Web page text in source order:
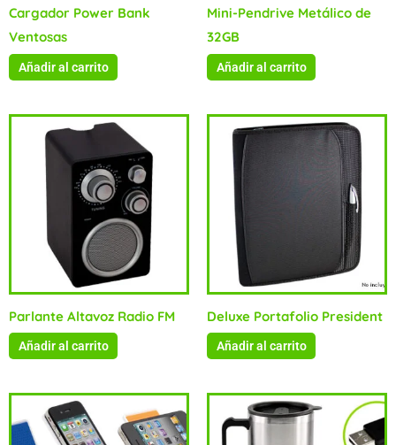
Cargador Power Bank
Ventosas
Añadir al carrito
Mini-Pendrive Metálico de
32GB
Añadir al carrito
Parlante Altavoz Radio FM
Añadir al carrito
Deluxe Portafolio President
Añadir al carrito